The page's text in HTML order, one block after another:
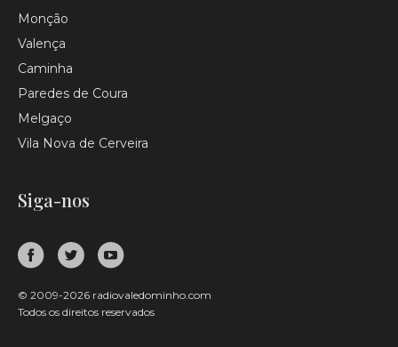
Monção
Valença
Caminha
Paredes de Coura
Melgaço
Vila Nova de Cerveira
Siga-nos
© 2009-2026 radiovaledominho.com
Todos os direitos reservados